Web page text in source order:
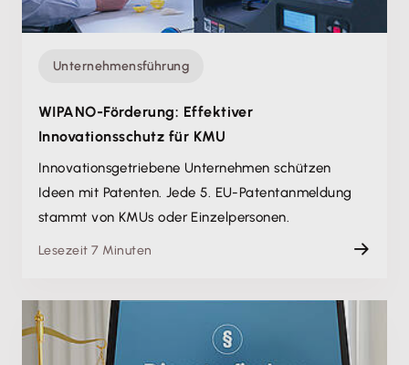
Unternehmensführung
WIPANO-Förderung: Effektiver
Innovationsschutz für KMU
Innovations­getriebene Unternehmen schützen
Ideen mit Patenten. Jede 5. EU-Patentanmeldung
stammt von KMUs oder Einzelpersonen.
Lesezeit 7 Minuten